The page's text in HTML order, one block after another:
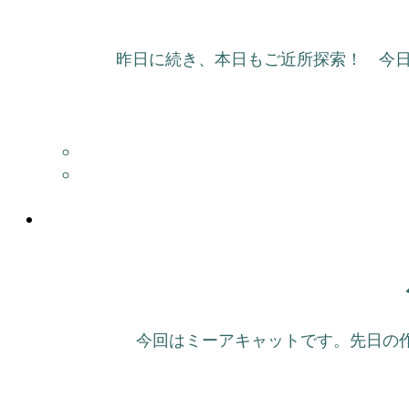
昨日に続き、本日もご近所探索！ 今
今回はミーアキャットです。先日